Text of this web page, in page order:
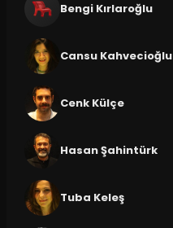
Bengi Kırlaroğlu
Cansu Kahvecioğlu
Cenk Külçe
Hasan Şahintürk
Tuba Keleş